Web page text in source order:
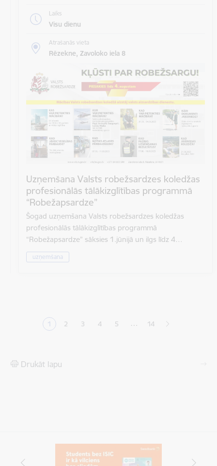
Laiks
Visu dienu
Atrašanās vieta
Rēzekne, Zavoloko iela 8
Uzņemšana Valsts robežsardzes koledžas
profesionālās tālākizglītības programmā
“Robežapsardze”
Šogad uzņemšana Valsts robežsardzes koledžas
profesionālās tālākizglītības programmā
“Robežapsardze” sāksies 1.jūnijā un ilgs līdz 4…
uzņemšana
Pašreizējā lapa
1 Lapa
2 Lapa
3 Lapa
4 Lapa
5 … 14
Drukāt lapu